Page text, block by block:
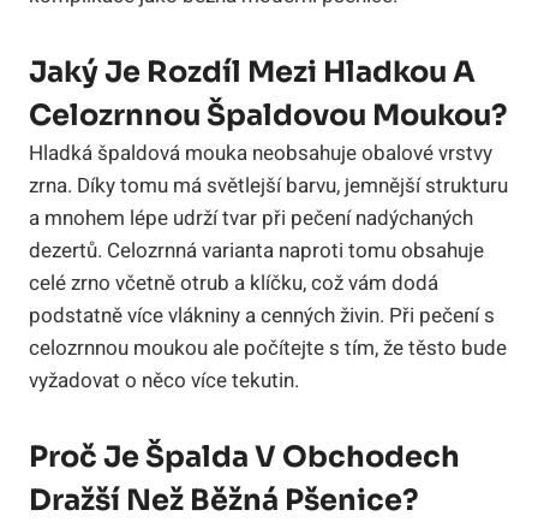
Jaký Je Rozdíl Mezi Hladkou A
Celozrnnou Špaldovou Moukou?
Hladká špaldová mouka neobsahuje obalové vrstvy
zrna. Díky tomu má světlejší barvu, jemnější strukturu
a mnohem lépe udrží tvar při pečení nadýchaných
dezertů. Celozrnná varianta naproti tomu obsahuje
celé zrno včetně otrub a klíčku, což vám dodá
podstatně více vlákniny a cenných živin. Při pečení s
celozrnnou moukou ale počítejte s tím, že těsto bude
vyžadovat o něco více tekutin.
Proč Je Špalda V Obchodech
Dražší Než Běžná Pšenice?